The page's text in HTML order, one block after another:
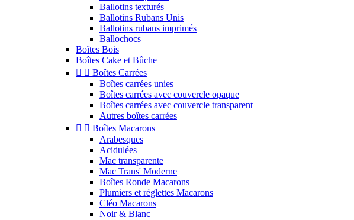
Ballotins texturés
Ballotins Rubans Unis
Ballotins rubans imprimés
Ballochocs
Boîtes Bois
Boîtes Cake et Bûche
  Boîtes Carrées
Boîtes carrées unies
Boîtes carrées avec couvercle opaque
Boîtes carrées avec couvercle transparent
Autres boîtes carrées
  Boîtes Macarons
Arabesques
Acidulées
Mac transparente
Mac Trans' Moderne
Boîtes Ronde Macarons
Plumiers et réglettes Macarons
Cléo Macarons
Noir & Blanc